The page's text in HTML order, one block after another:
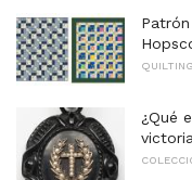
¿Qué